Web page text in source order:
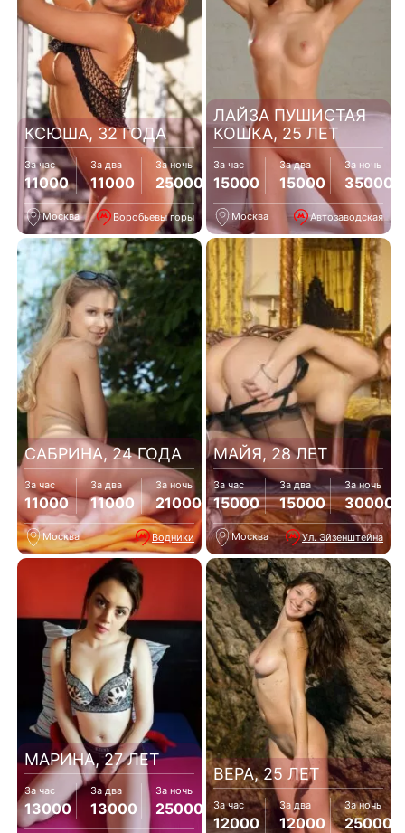
КСЮША, 32 ГОДА
За час
11000
За два
11000
За ночь
25000
Москва Воробьевы горы
ЛАЙЗА ПУШИСТАЯ
КОШКА, 25 ЛЕТ
За час
15000
За два
15000
За ночь
35000
Москва Автозаводская
САБРИНА, 24 ГОДА
За час
11000
За два
11000
За ночь
21000
Москва Водники
МАЙЯ, 28 ЛЕТ
За час
15000
За два
15000
За ночь
30000
Москва Ул. Эйзенштейна
МАРИНА, 27 ЛЕТ
За час
13000
За два
13000
За ночь
25000
ВЕРА, 25 ЛЕТ
За час
12000
За два
12000
За ночь
25000